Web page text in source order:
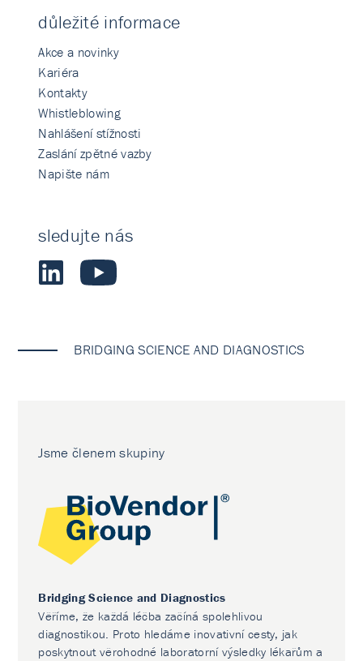
důležité informace
Akce a novinky
Kariéra
Kontakty
Whistleblowing
Nahlášení stížnosti
Zaslání zpětné vazby
Napište nám
sledujte nás
BRIDGING SCIENCE AND DIAGNOSTICS
Jsme členem skupiny
Bridging Science and Diagnostics
Věříme, že každá léčba začíná spolehlivou
diagnostikou. Proto hledáme inovativní cesty, jak
poskytnout věrohodné laboratorní výsledky lékařům a